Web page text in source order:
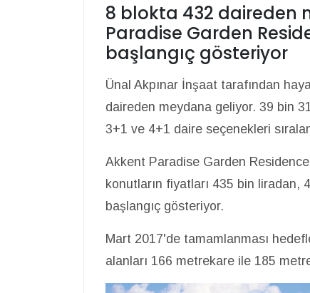
8 blokta 432 daireden
Paradise Garden
başlangıç gösteriyor
Ünal Akpınar İnşaat tarafından
daireden meydana geliyor. 39 bin
3+1 ve 4+1 daire seçenekleri
Akkent Paradise Garden
konutların fiyatları 435 bin liradan,
başlangıç gösteriyor.
Mart 2017'de tamamlanması
alanları 166 metrekare ile 185